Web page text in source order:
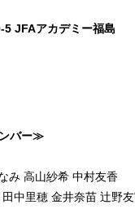
5 JFAアカデミー福島
バー≫
み 高山紗希 中村友香
中里穂 金井奈苗 辻野